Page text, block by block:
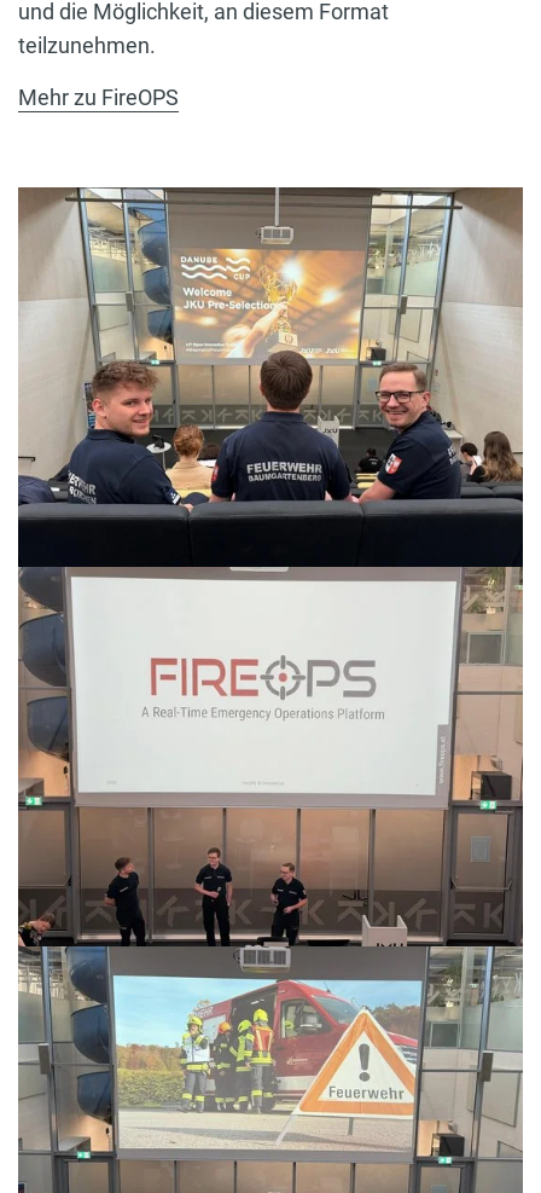
und die Möglichkeit, an diesem Format
teilzunehmen.
Mehr zu FireOPS